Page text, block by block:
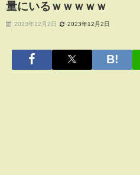
量にいるｗｗｗｗｗ
2023年12月2日 2023年12月2日